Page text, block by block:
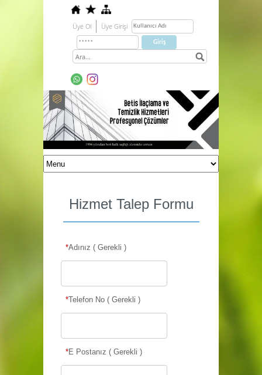
Üye Ol Üye Girişi
Hizmet Talep Formu
*Adınız ( Gerekli )
*Telefon No ( Gerekli )
*E Postanız ( Gerekli )